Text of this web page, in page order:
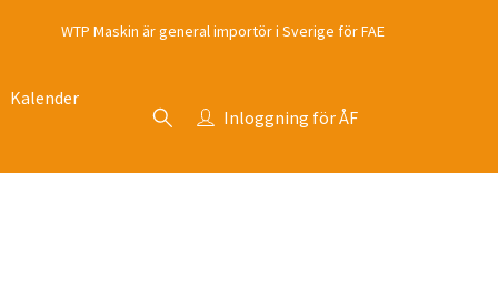
WTP Maskin är general importör i Sverige för FAE
Kalender
Inloggning för ÅF